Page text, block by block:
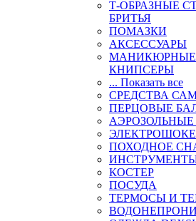
Т-ОБРАЗНЫЕ
БРИТЬЯ
ПОМАЗКИ
АКСЕССУАРЫ
МАНИКЮРНЫЕ
КНИПСЕРЫ
... Показать все
СРЕДСТВА
ПЕРЦОВЫЕ
ПОХОДНОЕ
КОСТЕР
ПОСУДА
ТЕРМОСЫ И